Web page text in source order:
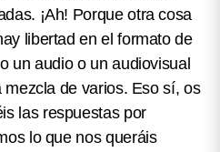
¡Ah! Porque otra cosa
libertad en el formato de
un audio o un audiovisual
de varios. Eso sí, os
las respuestas por
lo que nos queráis